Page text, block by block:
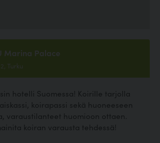
Marina Palace
Turku
hotelli Suomessa! Koirille tarjolla
koirapassi sekä huoneeseen
varaustilanteet huomioon ottaen.
koiran varausta tehdessä!